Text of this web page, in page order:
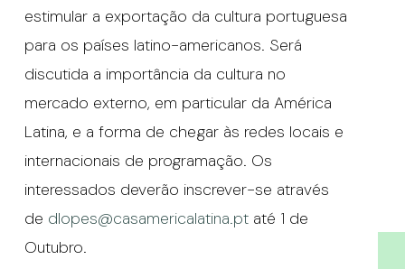
estimular a exportação da cultura portuguesa
para os países latino-americanos. Será
discutida a importância da cultura no
mercado externo, em particular da América
Latina, e a forma de chegar às redes locais e
internacionais de programação. Os
interessados deverão inscrever-se através
de dlopes@casamericalatina.ptaté 1 de
Outubro.